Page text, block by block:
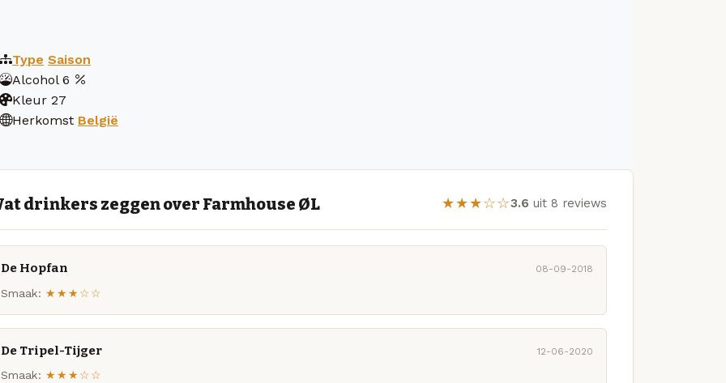
Type Saison
Alcohol 6
Kleur 27
Herkomst België
drinkers zeggen over Farmhouse ØL ★★★☆☆3.6 uit 8 reviews
De Hopfan 08-09-2018
Smaak: ★★★☆☆
De Tripel-Tijger 12-06-2020
Smaak: ★★★☆☆